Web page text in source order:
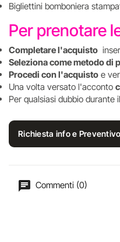
Bigliettini bomboniera
Per prenotare
Completare l'acquisto
Seleziona come metodo di
Procedi con l'acquisto e
Una volta versato l'acconto
Per qualsiasi dubbio
Richiesta info e Preventivo
Commenti (0)